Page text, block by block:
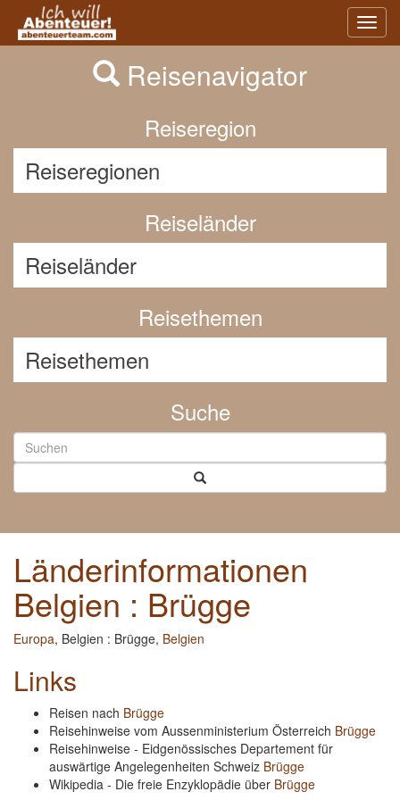
Previous
Reisenavigator
Reiseregion
Reiseländer
Reisethemen
Suche
Länderinformationen
Belgien : Brügge
Europa, Belgien : Brügge, Belgien
Links
Reisen nach Brügge
Reisehinweise vom Aussenministerium Österreich Brügge
Reisehinweise - Eidgenössisches Departement für
auswärtige Angelegenheiten Schweiz Brügge
Wikipedia - Die freie Enzyklopädie über Brügge